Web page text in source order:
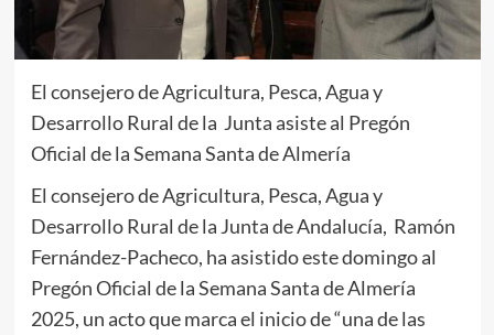
El consejero de Agricultura, Pesca, Agua y
Desarrollo Rural de la Junta asiste al Pregón
Oficial de la Semana Santa de Almería
El consejero de Agricultura, Pesca, Agua y
Desarrollo Rural de la Junta de Andalucía, Ramón
Fernández-Pacheco, ha asistido este domingo al
Pregón Oficial de la Semana Santa de Almería
2025, un acto que marca el inicio de “una de las